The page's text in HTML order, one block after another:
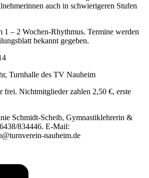
auch in schwierigeren Stufen
1 – 2 Wochen-Rhythmus. Termine werden
bekannt gegeben.
Turnhalle des TV Nauheim
frei. Nichtmitglieder zahlen 2,50 €, erste
Schmidt-Scheib, Gymnastiklehrerin &
834446. E-Mail:
nauheim.de